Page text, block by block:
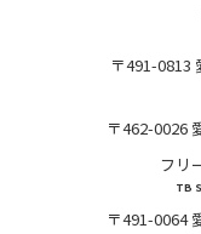
〒491-0813
〒462-0026
フリ
TB
〒491-0064